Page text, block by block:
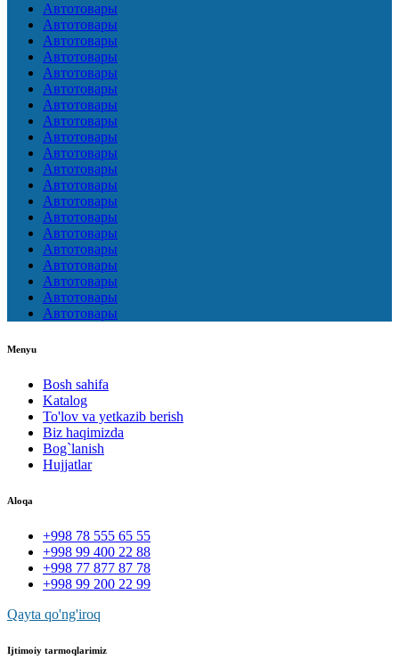
Автотовары
Автотовары
Автотовары
Автотовары
Автотовары
Автотовары
Автотовары
Автотовары
Автотовары
Автотовары
Автотовары
Автотовары
Автотовары
Автотовары
Автотовары
Автотовары
Автотовары
Автотовары
Автотовары
Автотовары
Menyu
Bosh sahifa
Katalog
To'lov va yetkazib berish
Biz haqimizda
Bog`lanish
Hujjatlar
Aloqa
+998 78 555 65 55
+998 99 400 22 88
+998 77 877 87 78
+998 99 200 22 99
Qayta qo'ng'iroq
Ijtimoiy tarmoqlarimiz